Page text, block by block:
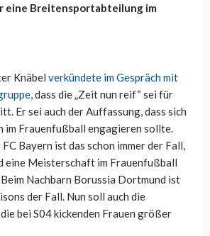
eine Breitensportabteilung im
Knäbel verkündete im Gespräch mit
, dass die „Zeit nun reif“ sei für
Er sei auch der Auffassung, dass sich
im Frauenfußball engagieren sollte.
Bayern ist das schon immer der Fall,
eine Meisterschaft im Frauenfußball
Nachbarn Borussia Dortmund ist
der Fall. Nun soll auch die
bei S04 kickenden Frauen größer